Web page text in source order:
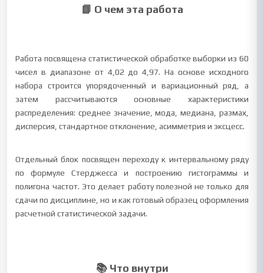
📘 О чем эта работа
Работа посвящена статистической обработке выборки из 60
чисел в диапазоне от 4,02 до 4,97. На основе исходного
набора строится упорядоченный и вариационный ряд, а
затем рассчитываются основные характеристики
распределения: среднее значение, мода, медиана, размах,
дисперсия, стандартное отклонение, асимметрия и эксцесс.
Отдельный блок посвящен переходу к интервальному ряду
по формуле Стерджесса и построению гистограммы и
полигона частот. Это делает работу полезной не только для
сдачи по дисциплине, но и как готовый образец оформления
расчетной статистической задачи.
📚 Что внутри